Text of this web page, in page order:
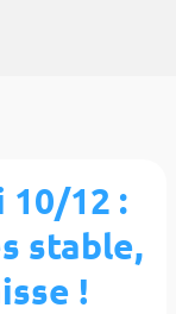
10/12 :
stable,
!